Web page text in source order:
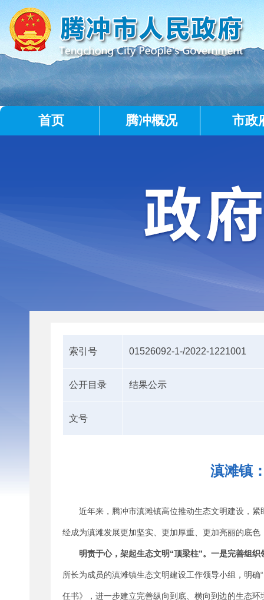
首页 腾冲概况 市政
索引号 01526092-1-/2022-1221001
公开目录 结果公示
文号
滇滩镇
近年来，腾冲市滇滩镇高位推动生态文明建设，
经成为滇滩发展更加坚实、更加厚重、更加亮丽的底色
明责于心，架起生态文明“顶梁柱”。 一是完善组织
所长为成员的滇滩镇生态文明建设工作领导小组，明确
任书》，进一步建立完善纵向到底、横向到边的生态